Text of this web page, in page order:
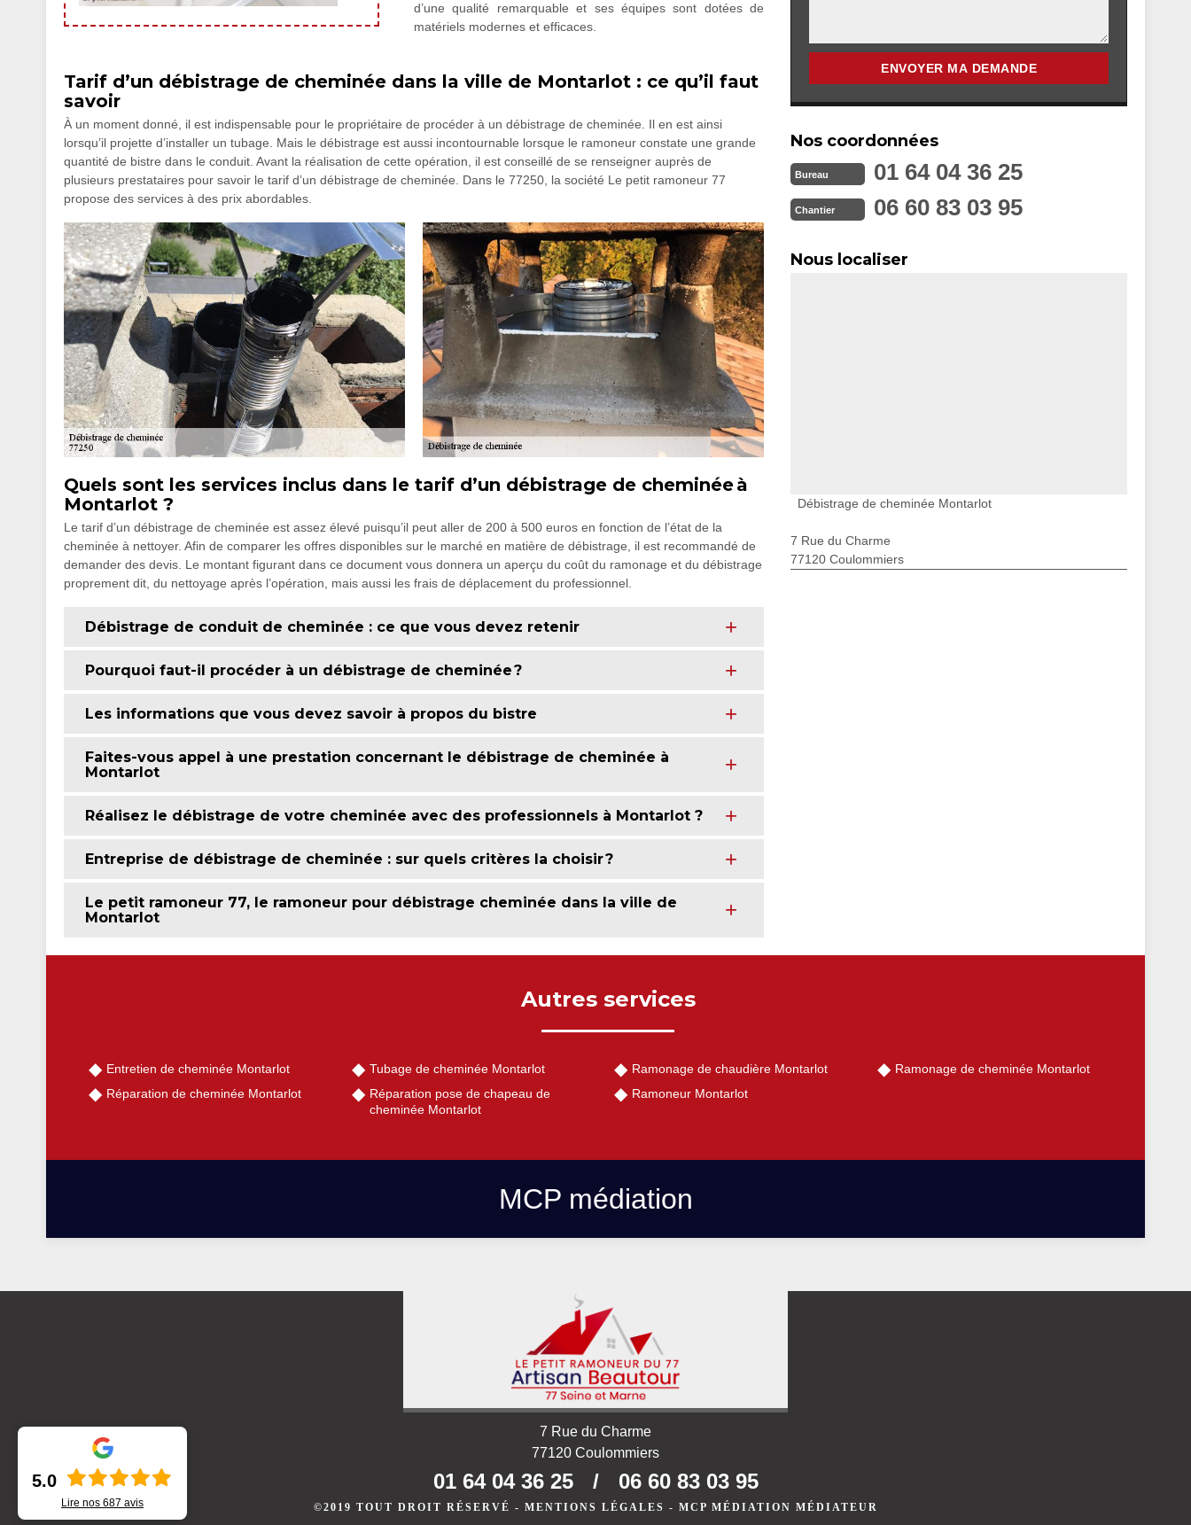
d’une qualité remarquable et ses équipes sont dotées de
matériels modernes et efficaces.
Tarif d’un débistrage de cheminée dans la ville de Montarlot : ce qu’il faut
savoir
À un moment donné, il est indispensable pour le propriétaire de procéder à un débistrage de cheminée. Il en est ainsi
lorsqu’il projette d’installer un tubage. Mais le débistrage est aussi incontournable lorsque le ramoneur constate une grande
quantité de bistre dans le conduit. Avant la réalisation de cette opération, il est conseillé de se renseigner auprès de
plusieurs prestataires pour savoir le tarif d’un débistrage de cheminée. Dans le 77250, la société Le petit ramoneur 77
propose des services à des prix abordables.
Quels sont les services inclus dans le tarif d’un débistrage de cheminée à
Montarlot ?
Le tarif d’un débistrage de cheminée est assez élevé puisqu’il peut aller de 200 à 500 euros en fonction de l’état de la
cheminée à nettoyer. Afin de comparer les offres disponibles sur le marché en matière de débistrage, il est recommandé de
demander des devis. Le montant figurant dans ce document vous donnera un aperçu du coût du ramonage et du débistrage
proprement dit, du nettoyage après l’opération, mais aussi les frais de déplacement du professionnel.
Débistrage de conduit de cheminée : ce que vous devez retenir
Pourquoi faut-il procéder à un débistrage de cheminée ?
Les informations que vous devez savoir à propos du bistre
Faites-vous appel à une prestation concernant le débistrage de cheminée à
Montarlot
Réalisez le débistrage de votre cheminée avec des professionnels à Montarlot ?
Entreprise de débistrage de cheminée : sur quels critères la choisir ?
Le petit ramoneur 77, le ramoneur pour débistrage cheminée dans la ville de
Montarlot
Nos coordonnées
Bureau 01 64 04 36 25
Chantier 06 60 83 03 95
Nous localiser
Débistrage de cheminée Montarlot
7 Rue du Charme
77120 Coulommiers
Autres services
Entretien de cheminée Montarlot
Réparation de cheminée Montarlot
Tubage de cheminée Montarlot
Réparation pose de chapeau de
cheminée Montarlot
Ramonage de chaudière Montarlot
Ramoneur Montarlot
Ramonage de cheminée Montarlot
MCP médiation
7 Rue du Charme
77120 Coulommiers
01 64 04 36 25 / 06 60 83 03 95
©2019 TOUT DROIT RÉSERVÉ - MENTIONS LÉGALES - MCP MÉDIATION MÉDIATEUR
5.0
Lire nos 687 avis